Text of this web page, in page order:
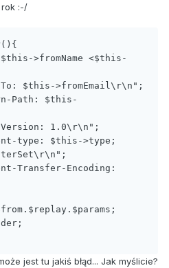
rok :-/
jest tu jakiś błąd... Jak myślicie?